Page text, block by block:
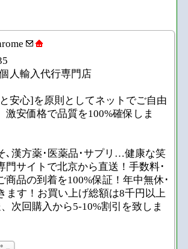
人輸入代行専門店
安心]を原則としてネットでご自由
激安価格で品質を100%確保しま
､漢方薬･医薬品･サプリ…健康な笑
門サイトで北京から直送！手数料･
商品の到着を100%保証！年中無休･
ます！お買い上げ総額は8千円以上
次回購入から5-10%割引を致しま